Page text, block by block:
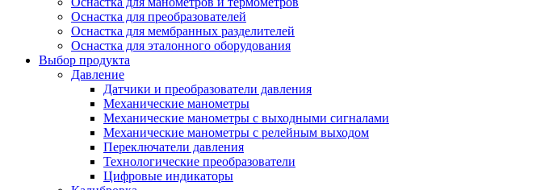
Оснастка для преобразователей
Оснастка для мембранных разделителей
Оснастка для эталонного оборудования
Выбор продукта
Давление
Датчики и преобразователи давления
Механические манометры
Механические манометры с выходными сигналами
Механические манометры с релейным выходом
Переключатели давления
Технологические преобразователи
Цифровые индикаторы